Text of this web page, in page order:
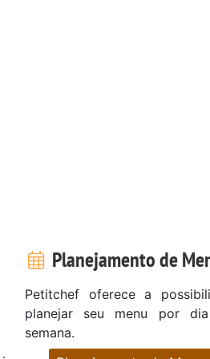
Planejamento de
Petitchef oferece a
planejar seu menu por
semana.